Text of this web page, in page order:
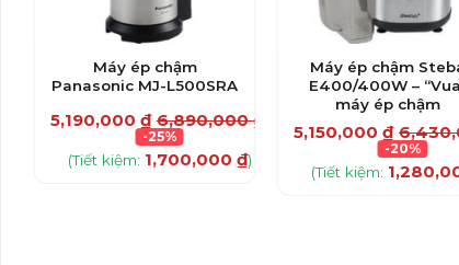
Máy ép chậm
Panasonic MJ-L500SRA
5,190,000 ₫ 6,890,000₫
-25%
(Tiết kiệm: 1,700,000 ₫)
Máy ép chậm
E400/400W –
máy ép chậm
5,150,000 ₫
-20%
(Tiết kiệm: